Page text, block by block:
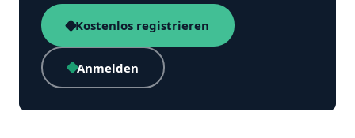
Kostenlos registrieren
Anmelden